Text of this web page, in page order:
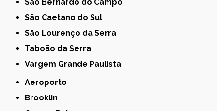
São Bernardo do Campo
São Caetano do Sul
São Lourenço da Serra
Taboão da Serra
Vargem Grande Paulista
Aeroporto
Brooklin